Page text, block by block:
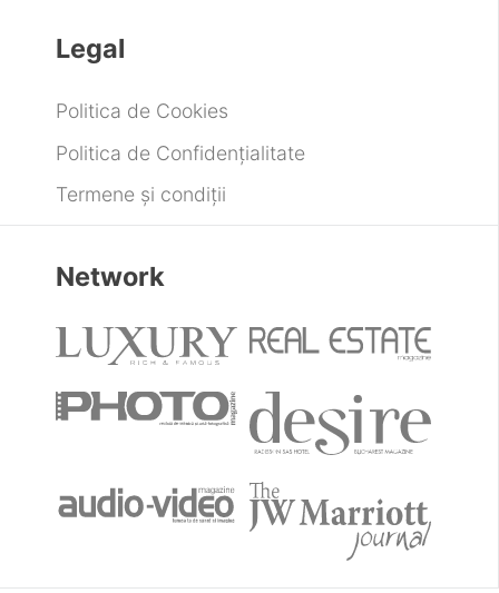
Legal
Politica de Cookies
Politica de Confidențialitate
Termene și condiții
Network